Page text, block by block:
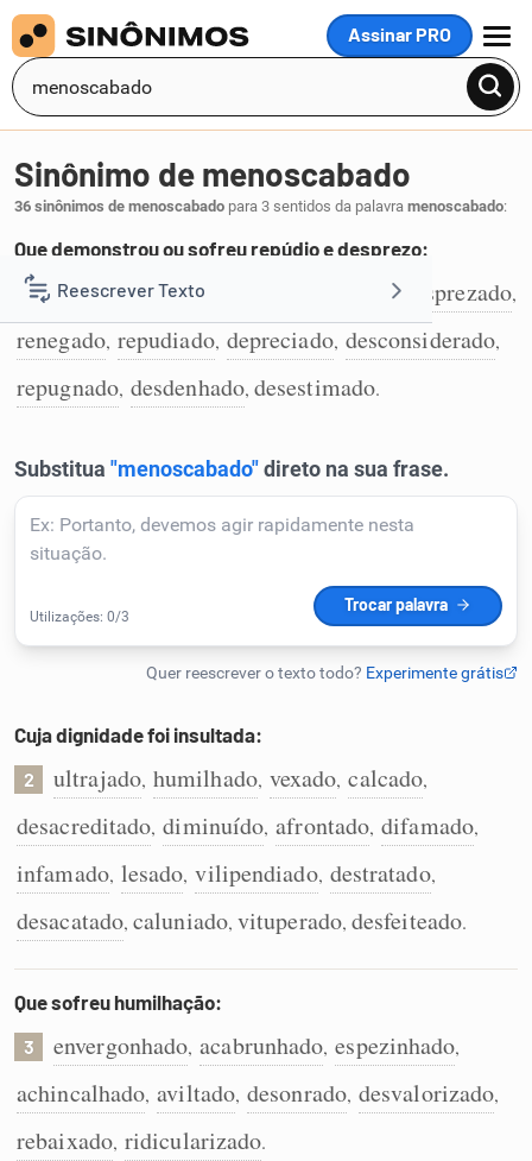
Assinar PRO
MENU
Reescrever Texto
Resumir Texto
Detector de IA
Humanizador de IA
Caça-palavras
Sinônimo de menoscabado
36 sinônimos de menoscabado para 3 sentidos da palavra menoscabado:
Que demonstrou ou sofreu repúdio e desprezo:
1 rejeitado,desprezado menosprezado,
renegado, repudiado, depreciado, desconsiderado,
repugnado, desdenhado, desestimado.
Cuja dignidade foi insultada:
2 ultrajado, humilhado, vexado, calcado,
desacreditado, diminuído, afrontado, difamado,
infamado, lesado, vilipendiado, destratado,
desacatado, caluniado, vituperado, desfeiteado.
Que sofreu humilhação:
3 envergonhado, acabrunhado, espezinhado,
achincalhado, aviltado, desonrado, desvalorizado,
rebaixado, ridicularizado.